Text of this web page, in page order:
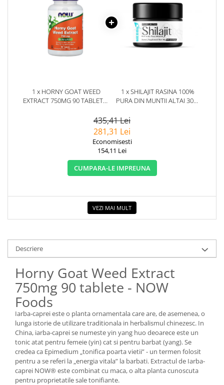
1 x HORNY GOAT WEED
EXTRACT 750MG 90 TABLETE -
1 x SHILAJIT RASINA 100%
PURA DIN MUNTII ALTAI 30G.
435,41 Lei
281,31 Lei
Economisesti
154,11 Lei
CUMPARA-LE IMPREUNA
VEZI MAI MULT
Descriere
Horny Goat Weed Extract
750mg 90 tablete - NOW
Foods
Iarba-caprei este o planta ornamentala care are, de asemenea, o
lunga istorie de utilizare traditionala in herbalismul chinezesc. In
China, iarba-caprei se numeste yin yang huo deoarece este un
tonic atat pentru femeie (yin) cat si pentru barbat (yang). Se
credea ca Epimedium „tonifica poarta vietii” - un termen folosit
pentru a se referi la „energia vitala” la barbati. Extractul de Iarba-
caprei NOW® este combinat cu maca, o alta planta cunoscuta
pentru proprietatile sale tonifiante.